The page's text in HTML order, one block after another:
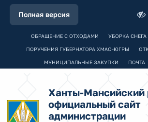
Полная версия
ОБРАЩЕНИЕ С ОТХОДАМИ УБОРКА СНЕГА
ПОРУЧЕНИЯ ГУБЕРНАТОРА ХМАО-ЮГРЫ
МУНИЦИПАЛЬНЫЕ ЗАКУПКИ ПОЧТА
Ханты-Мансийский
официальный сайт
администрации